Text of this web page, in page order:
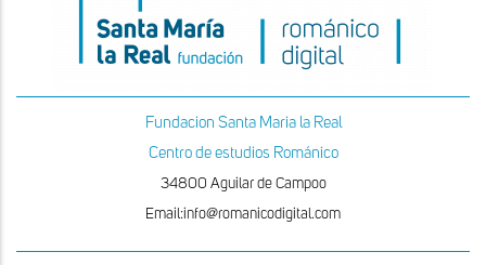
Fundacion Santa Maria la Real
Centro de estudios Románico
34800 Aguilar de Campoo
Email:info@romanicodigital.com